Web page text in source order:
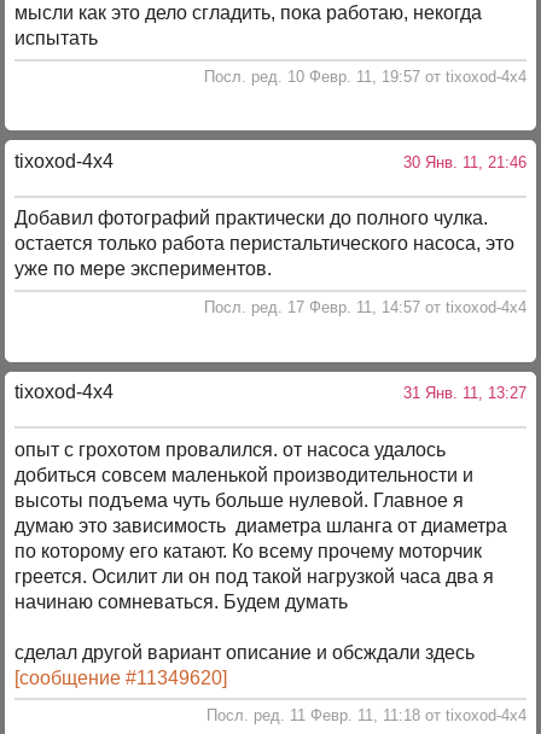
мысли как это дело сгладить, пока работаю, некогда
испытать
Посл. ред. 10 Февр. 11, 19:57 от tixoxod-4x4
tixoxod-4x4 30 Янв. 11, 21:46
Добавил фотографий практически до полного чулка.
остается только работа перистальтического насоса, это
уже по мере экспериментов.
Посл. ред. 17 Февр. 11, 14:57 от tixoxod-4x4
tixoxod-4x4 31 Янв. 11, 13:27
опыт с грохотом провалился. от насоса удалось
добиться совсем маленькой производительности и
высоты подъема чуть больше нулевой. Главное я
думаю это зависимость диаметра шланга от диаметра
по которому его катают. Ко всему прочему моторчик
греется. Осилит ли он под такой нагрузкой часа два я
начинаю сомневаться. Будем думать
сделал другой вариант описание и обсждали здесь
[сообщение #11349620]
Посл. ред. 11 Февр. 11, 11:18 от tixoxod-4x4